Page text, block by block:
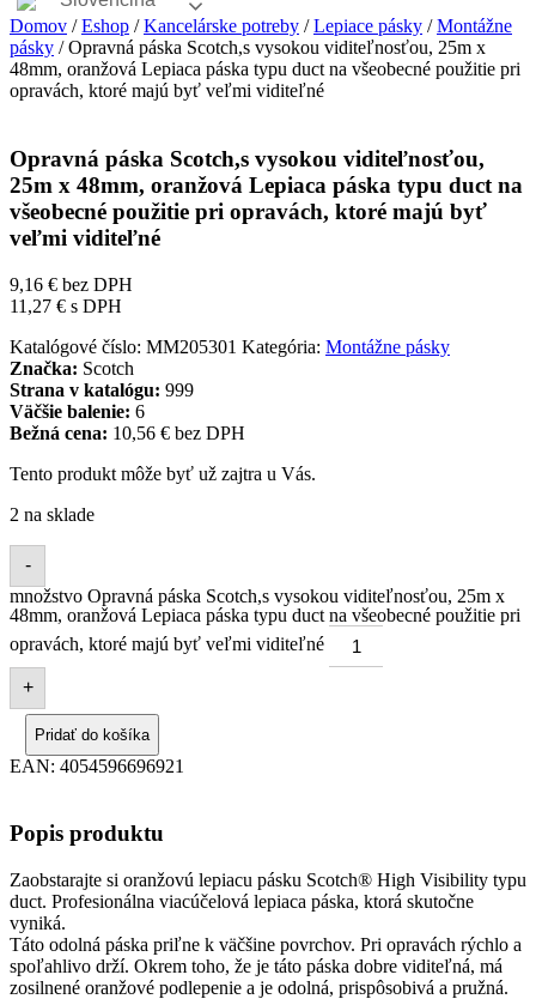
Domov /Eshop /Kancelárske potreby /Lepiace pásky /Montážne
pásky / Opravná páska Scotch,s vysokou viditeľnosťou, 25m x
48mm, oranžová Lepiaca páska typu duct na všeobecné použitie pri
opravách, ktoré majú byť veľmi viditeľné
Opravná páska Scotch,s vysokou viditeľnosťou,
25m x 48mm, oranžová Lepiaca páska typu duct na
všeobecné použitie pri opravách, ktoré majú byť
veľmi viditeľné
9,16 € bez DPH
11,27 € s DPH
Katalógové číslo: MM205301 Kategória: Montážne pásky
Značka: Scotch
Strana v katalógu: 999
Väčšie balenie: 6
Bežná cena: 10,56 € bez DPH
Tento produkt môže byť už zajtra u Vás.
2 na sklade
-
množstvo Opravná páska Scotch,s vysokou viditeľnosťou, 25m x
48mm, oranžová Lepiaca páska typu duct na všeobecné použitie pri
opravách, ktoré majú byť veľmi viditeľné
+
Pridať do košíka
EAN: 4054596696921
Popis produktu
Zaobstarajte si oranžovú lepiacu pásku Scotch® High Visibility typu
duct. Profesionálna viacúčelová lepiaca páska, ktorá skutočne
vyniká.
Táto odolná páska priľne k väčšine povrchov. Pri opravách rýchlo a
spoľahlivo drží. Okrem toho, že je táto páska dobre viditeľná, má
zosilnené oranžové podlepenie a je odolná, prispôsobivá a pružná.